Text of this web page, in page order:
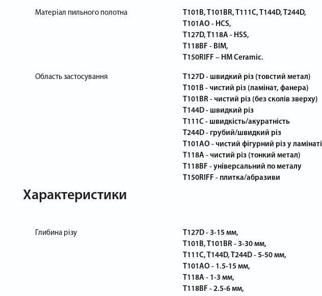
Матеріал пильного полотна
T101B, T101BR, T111C, T144D, T244D,
T101AO - HCS,
T127D, T118A - HSS,
T118BF - BIM,
T150RIFF – HM Ceramic.
Область застосування
T127D - швидкий різ (товстий метал)
T101B - чистий різ (ламінат, фанера)
T101BR - чистий різ (без сколів зверху)
T144D - швидкий різ
T111C - швидкість/акуратність
T244D - грубий/швидкий різ
T101AO - чистий фігурний різ у ламінаті
T118A - чистий різ (тонкий метал)
T118BF - універсальний по металу
T150RIFF - плитка/абразиви
Характеристики
Глибина різу
T127D - 3-15 мм,
T101B, T101BR - 3-30 мм,
T111C, T144D, T244D - 5-50 мм,
T101AO - 1.5-15 мм,
T118A - 1-3 мм,
T118BF - 2.5-6 мм,